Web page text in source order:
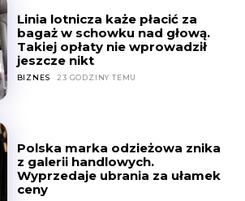
Linia lotnicza każe płacić za
bagaż w schowku nad głową.
Takiej opłaty nie wprowadził
jeszcze nikt
BIZNES 23 GODZINY TEMU
Polska marka odzieżowa znika
z galerii handlowych.
Wyprzedaje ubrania za ułamek
ceny